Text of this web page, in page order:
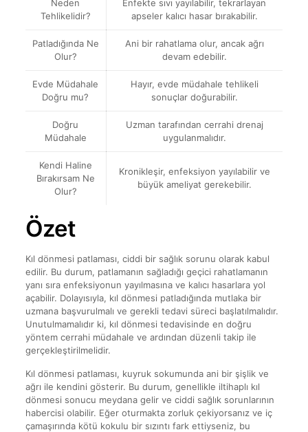
Neden
Tehlikelidir?
Enfekte sıvı yayılabilir, tekrarlayan
apseler kalıcı hasar bırakabilir.
Patladığında Ne
Olur?
Ani bir rahatlama olur, ancak ağrı
devam edebilir.
Evde Müdahale
Doğru mu?
Hayır, evde müdahale tehlikeli
sonuçlar doğurabilir.
Doğru
Müdahale
Uzman tarafından cerrahi drenaj
uygulanmalıdır.
Kendi Haline
Bırakırsam Ne
Olur?
Kronikleşir, enfeksiyon yayılabilir ve
büyük ameliyat gerekebilir.
Özet
Kıl dönmesi patlaması, ciddi bir sağlık sorunu olarak kabul
edilir. Bu durum, patlamanın sağladığı geçici rahatlamanın
yanı sıra enfeksiyonun yayılmasına ve kalıcı hasarlara yol
açabilir. Dolayısıyla, kıl dönmesi patladığında mutlaka bir
uzmana başvurulmalı ve gerekli tedavi süreci başlatılmalıdır.
Unutulmamalıdır ki, kıl dönmesi tedavisinde en doğru
yöntem cerrahi müdahale ve ardından düzenli takip ile
gerçekleştirilmelidir.
Kıl dönmesi patlaması, kuyruk sokumunda ani bir şişlik ve
ağrı ile kendini gösterir. Bu durum, genellikle iltihaplı kıl
dönmesi sonucu meydana gelir ve ciddi sağlık sorunlarının
habercisi olabilir. Eğer oturmakta zorluk çekiyorsanız ve iç
çamaşırında kötü kokulu bir sızıntı fark ettiyseniz, bu